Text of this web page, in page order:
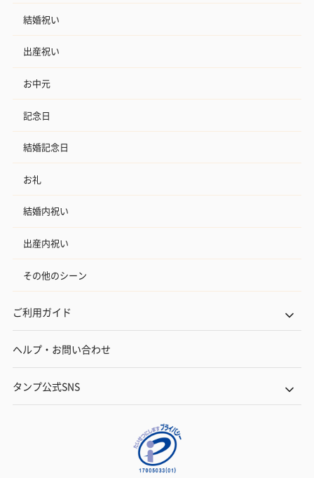
結婚祝い
出産祝い
お中元
記念日
結婚記念日
お礼
結婚内祝い
出産内祝い
その他のシーン
ご利用ガイド
ヘルプ・お問い合わせ
タンプ公式SNS